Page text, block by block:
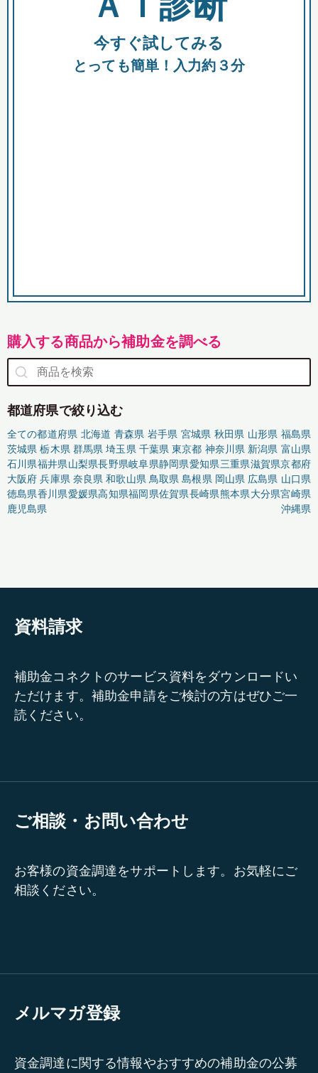
今すぐ試してみる
とっても簡単！入力約３分
購入する商品から補助金を調べる
都道府県で絞り込む
全ての都道府県 北海道 青森県 岩手県 宮城県 秋田県 山形県 福島県
茨城県 栃木県 群馬県 埼玉県 千葉県 東京都 神奈川県 新潟県 富山県
石川県福井県山梨県長野県岐阜県静岡県愛知県三重県滋賀県京都府
大阪府 兵庫県 奈良県 和歌山県 鳥取県 島根県 岡山県 広島県 山口県
徳島県香川県愛媛県高知県福岡県佐賀県長崎県熊本県大分県宮崎県
鹿児島県
沖縄県
資料請求
補助金コネクトのサービス資料をダウンロードい
ただけます。補助金申請をご検討の方はぜひご一
読ください。
ご相談・お問い合わせ
お客様の資金調達をサポートします。お気軽にご
相談ください。
メルマガ登録
資金調達に関する情報やおすすめの補助金の公募